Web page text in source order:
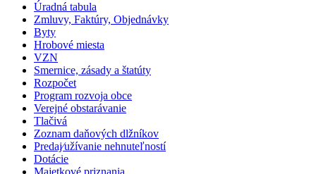
Úradná tabula
Zmluvy, Faktúry, Objednávky
Byty
Hrobové miesta
VZN
Smernice, zásady a štatúty
Rozpočet
Program rozvoja obce
Verejné obstarávanie
Tlačivá
Zoznam daňových dlžníkov
Predaj⁄užívanie nehnuteľností
Dotácie